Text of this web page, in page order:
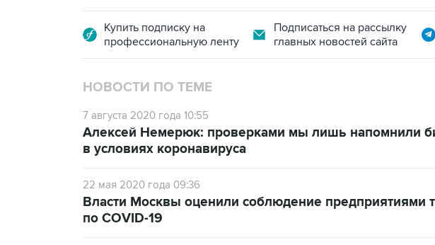
Купить подписку на
профессиональную ленту
Подписаться на рассылку
главных новостей сайта
НОВОСТИ ПО ТЕМЕ
7 августа 2020 года 10:55
Алексей Немерюк: проверками мы лишь напомнили
в условиях коронавируса
22 мая 2020 года 09:36
Власти Москвы оценили соблюдение предприятиями
по COVID-19